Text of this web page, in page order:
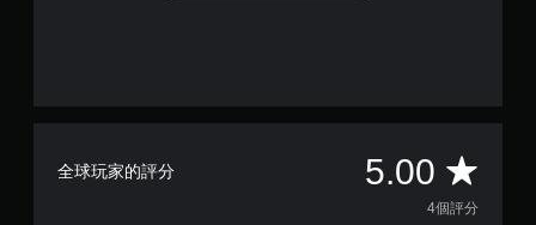
全球玩家的評分 5.00 平
均
4個評分